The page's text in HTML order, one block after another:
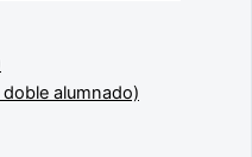
alumnado)